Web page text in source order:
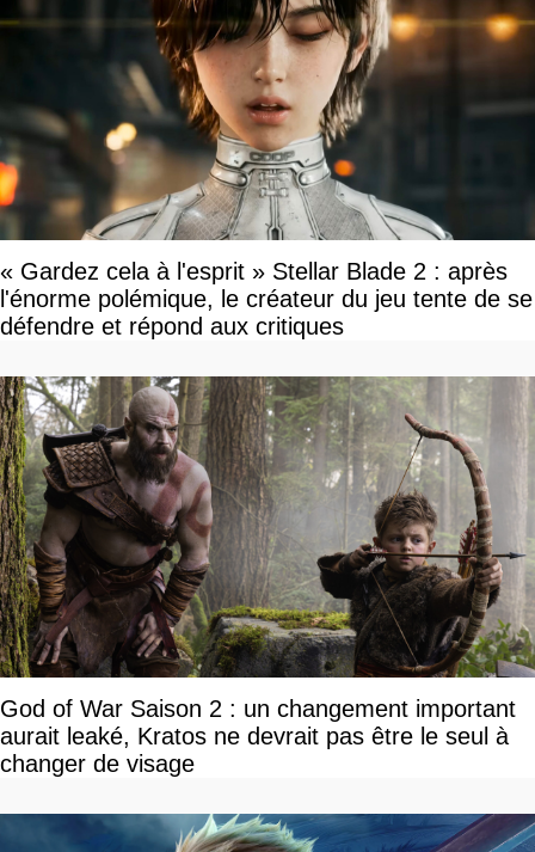
« Gardez cela à l'esprit » Stellar Blade 2 : après
l'énorme polémique, le créateur du jeu tente de se
défendre et répond aux critiques
God of War Saison 2 : un changement important
aurait leaké, Kratos ne devrait pas être le seul à
changer de visage